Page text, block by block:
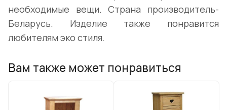
необходимые вещи. Страна производитель-
Беларусь. Изделие также понравится
любителям эко стиля.
Вам также может понравиться